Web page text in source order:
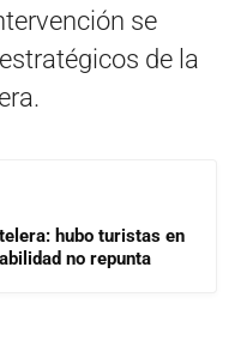
se
de la
hubo turistas en
no repunta